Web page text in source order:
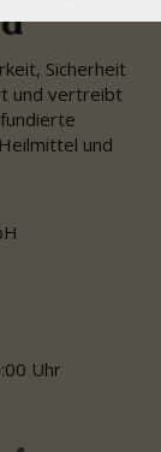
Sicherheit
und vertreibt
und
Uhr